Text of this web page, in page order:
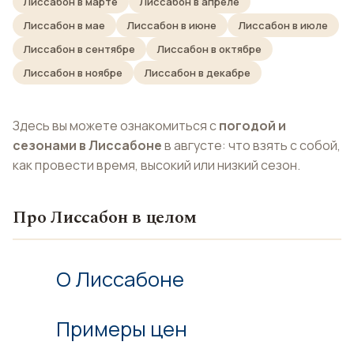
Лиссабон в мае
Лиссабон в июне
Лиссабон в июле
Лиссабон в сентябре
Лиссабон в октябре
Лиссабон в ноябре
Лиссабон в декабре
Здесь вы можете ознакомиться спогодой и
сезонами в Лиссабонев августе: что взять с собой,
как провести время, высокий или низкий сезон.
Про Лиссабон в целом
О Лиссабоне
Примеры цен